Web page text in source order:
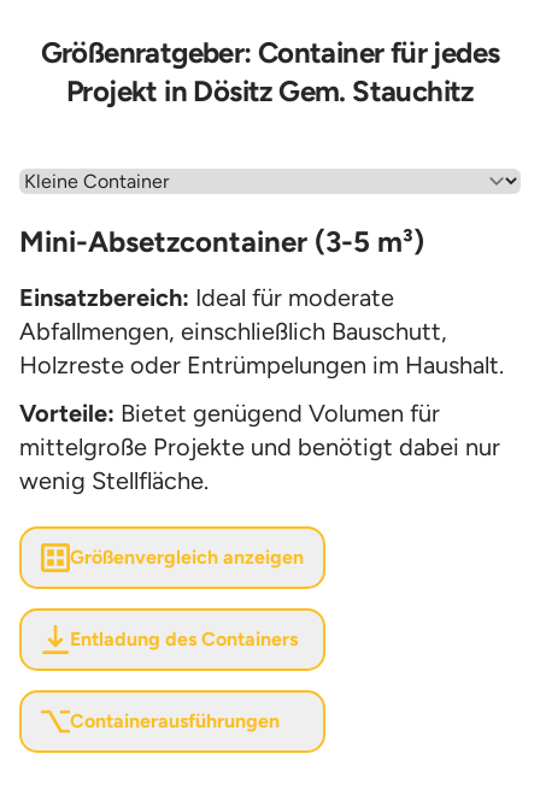
Fässer, Eimer, Sonstiger Hausstand
Größenratgeber: Container für jedes
Projekt in Dösitz Gem. Stauchitz
Wähle einen Menüpunkt aus
Mini-Absetzcontainer (3-5 m³)
Einsatzbereich: Ideal für moderate
Abfallmengen, einschließlich Bauschutt,
Holzreste oder Entrümpelungen im Haushalt.
Vorteile: Bietet genügend Volumen für
mittelgroße Projekte und benötigt dabei nur
wenig Stellfläche.
Größenvergleich anzeigen
Entladung des Containers
Containerausführungen